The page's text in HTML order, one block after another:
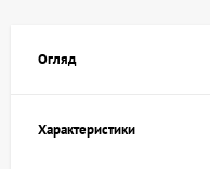
Огляд
Характеристики